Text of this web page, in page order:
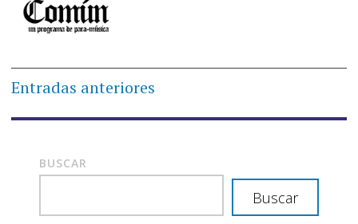
Navegación
de
Entradas anteriores
BUSCAR
Buscar